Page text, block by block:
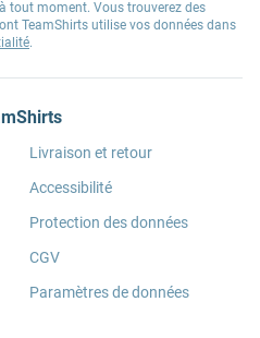
tout moment. Vous trouverez des
TeamShirts utilise vos données dans
.
Livraison et retour
Accessibilité
Protection des données
CGV
Paramètres de données